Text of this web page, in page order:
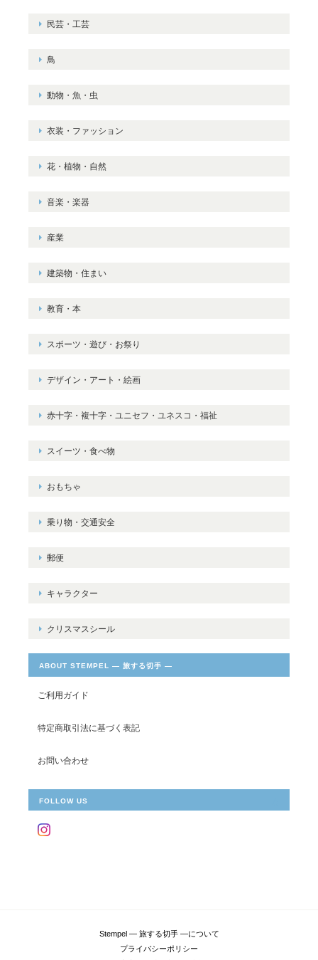
民芸・工芸
鳥
動物・魚・虫
衣装・ファッション
花・植物・自然
音楽・楽器
産業
建築物・住まい
教育・本
スポーツ・遊び・お祭り
デザイン・アート・絵画
赤十字・複十字・ユニセフ・ユネスコ・福祉
スイーツ・食べ物
おもちゃ
乗り物・交通安全
郵便
キャラクター
クリスマスシール
ABOUT STEMPEL ― 旅する切手 ―
ご利用ガイド
特定商取引法に基づく表記
お問い合わせ
FOLLOW US
Stempel ― 旅する切手 ―について
プライバシーポリシー